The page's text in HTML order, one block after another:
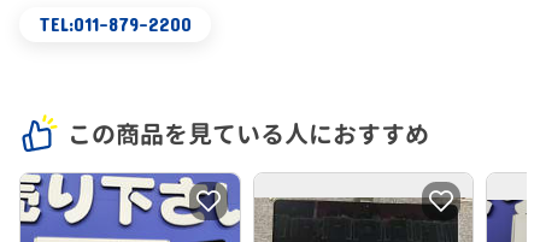
TEL:011-879-2200
この商品を見ている人におすすめ